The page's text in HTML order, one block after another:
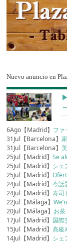
Nuevo anuncio en
6Ago【Madrid】 ファ
31Jul【Barcelona】
31Jul【Barcelona】
25Jul【Madrid】Se
25Jul【Madrid】 シェ
25Jul【Madrid】
24Jul【Madrid】今話
24Jul【Madrid】寿司
22Jul【Málaga】
20Jul【Málaga】 お
17Jul【Madrid】 国際
15Jul【Madrid】高級
14Jul【Madrid】 シェ